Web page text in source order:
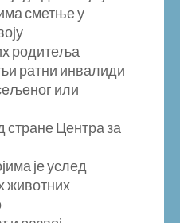
сметње у
родитеља
ратни инвалиди
или
Центра за
је услед
животних